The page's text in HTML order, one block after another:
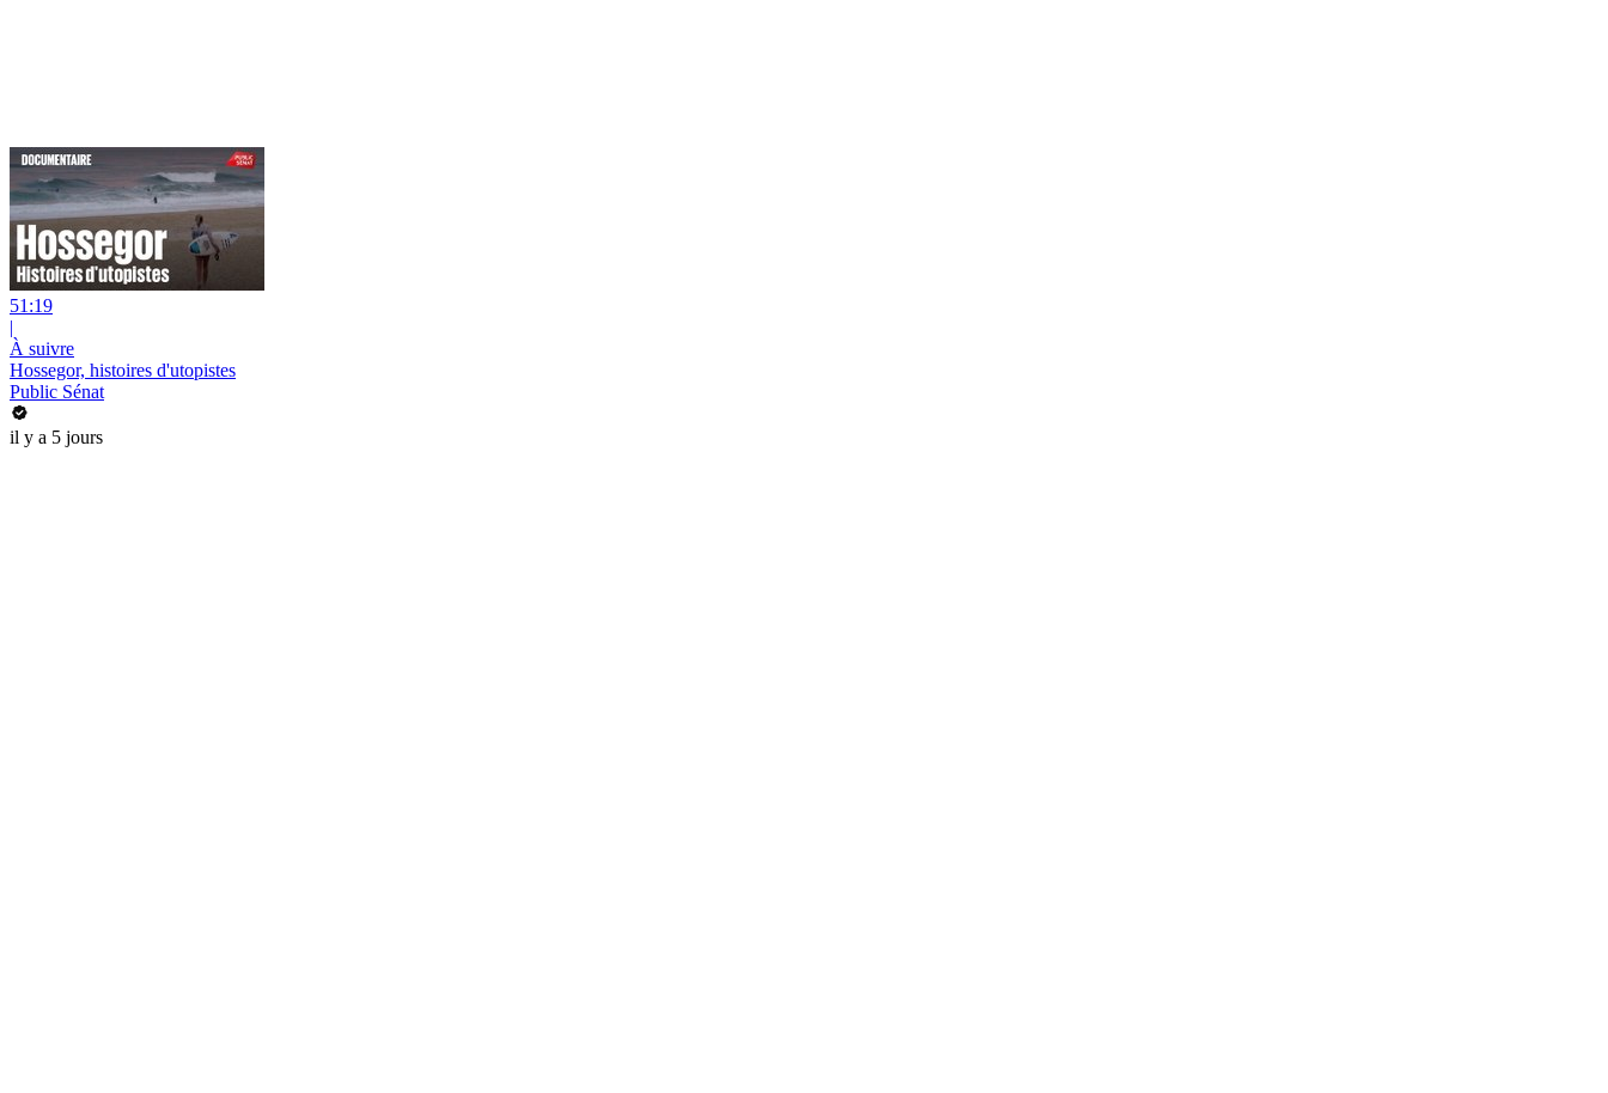
51:19
|
À suivre
Hossegor, histoires d'utopistes
Public Sénat
il y a 5 jours